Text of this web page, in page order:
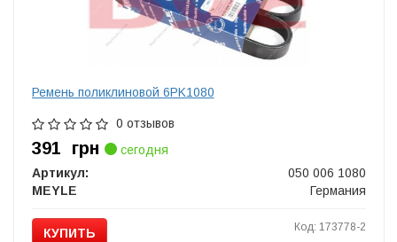
Ремень поликлиновой 6PK1080
0 отзывов
391 грн
сегодня
Артикул:
050 006 1080
MEYLE
Германия
КУПИТЬ Код: 173778-2